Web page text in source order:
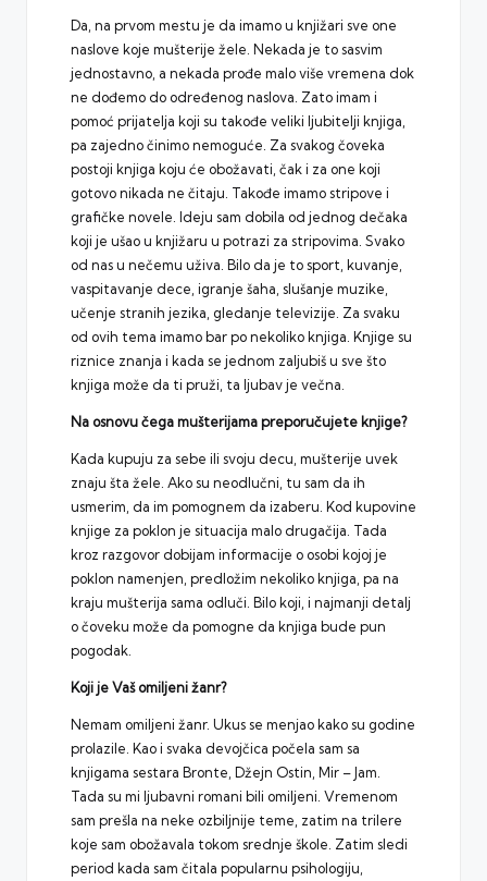
Da, na prvom mestu je da imamo u knjižari sve one
naslove koje mušterije žele. Nekada je to sasvim
jednostavno, a nekada prođe malo više vremena dok
ne dođemo do određenog naslova. Zato imam i
pomoć prijatelja koji su takođe veliki ljubitelji knjiga,
pa zajedno činimo nemoguće. Za svakog čoveka
postoji knjiga koju će obožavati, čak i za one koji
gotovo nikada ne čitaju. Takođe imamo stripove i
grafičke novele. Ideju sam dobila od jednog dečaka
koji je ušao u knjižaru u potrazi za stripovima. Svako
od nas u nečemu uživa. Bilo da je to sport, kuvanje,
vaspitavanje dece, igranje šaha, slušanje muzike,
učenje stranih jezika, gledanje televizije. Za svaku
od ovih tema imamo bar po nekoliko knjiga. Knjige su
riznice znanja i kada se jednom zaljubiš u sve što
knjiga može da ti pruži, ta ljubav je večna.
Na osnovu čega mušterijama preporučujete knjige?
Kada kupuju za sebe ili svoju decu, mušterije uvek
znaju šta žele. Ako su neodlučni, tu sam da ih
usmerim, da im pomognem da izaberu. Kod kupovine
knjige za poklon je situacija malo drugačija. Tada
kroz razgovor dobijam informacije o osobi kojoj je
poklon namenjen, predložim nekoliko knjiga, pa na
kraju mušterija sama odluči. Bilo koji, i najmanji detalj
o čoveku može da pomogne da knjiga bude pun
pogodak.
Koji je Vaš omiljeni žanr?
Nemam omiljeni žanr. Ukus se menjao kako su godine
prolazile. Kao i svaka devojčica počela sam sa
knjigama sestara Bronte, Džejn Ostin, Mir – Jam.
Tada su mi ljubavni romani bili omiljeni. Vremenom
sam prešla na neke ozbiljnije teme, zatim na trilere
koje sam obožavala tokom srednje škole. Zatim sledi
period kada sam čitala popularnu psihologiju,